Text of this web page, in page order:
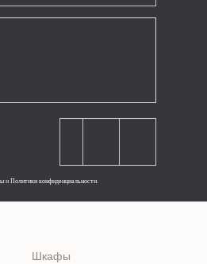
иПолитики конфиденциальности
Шкафы